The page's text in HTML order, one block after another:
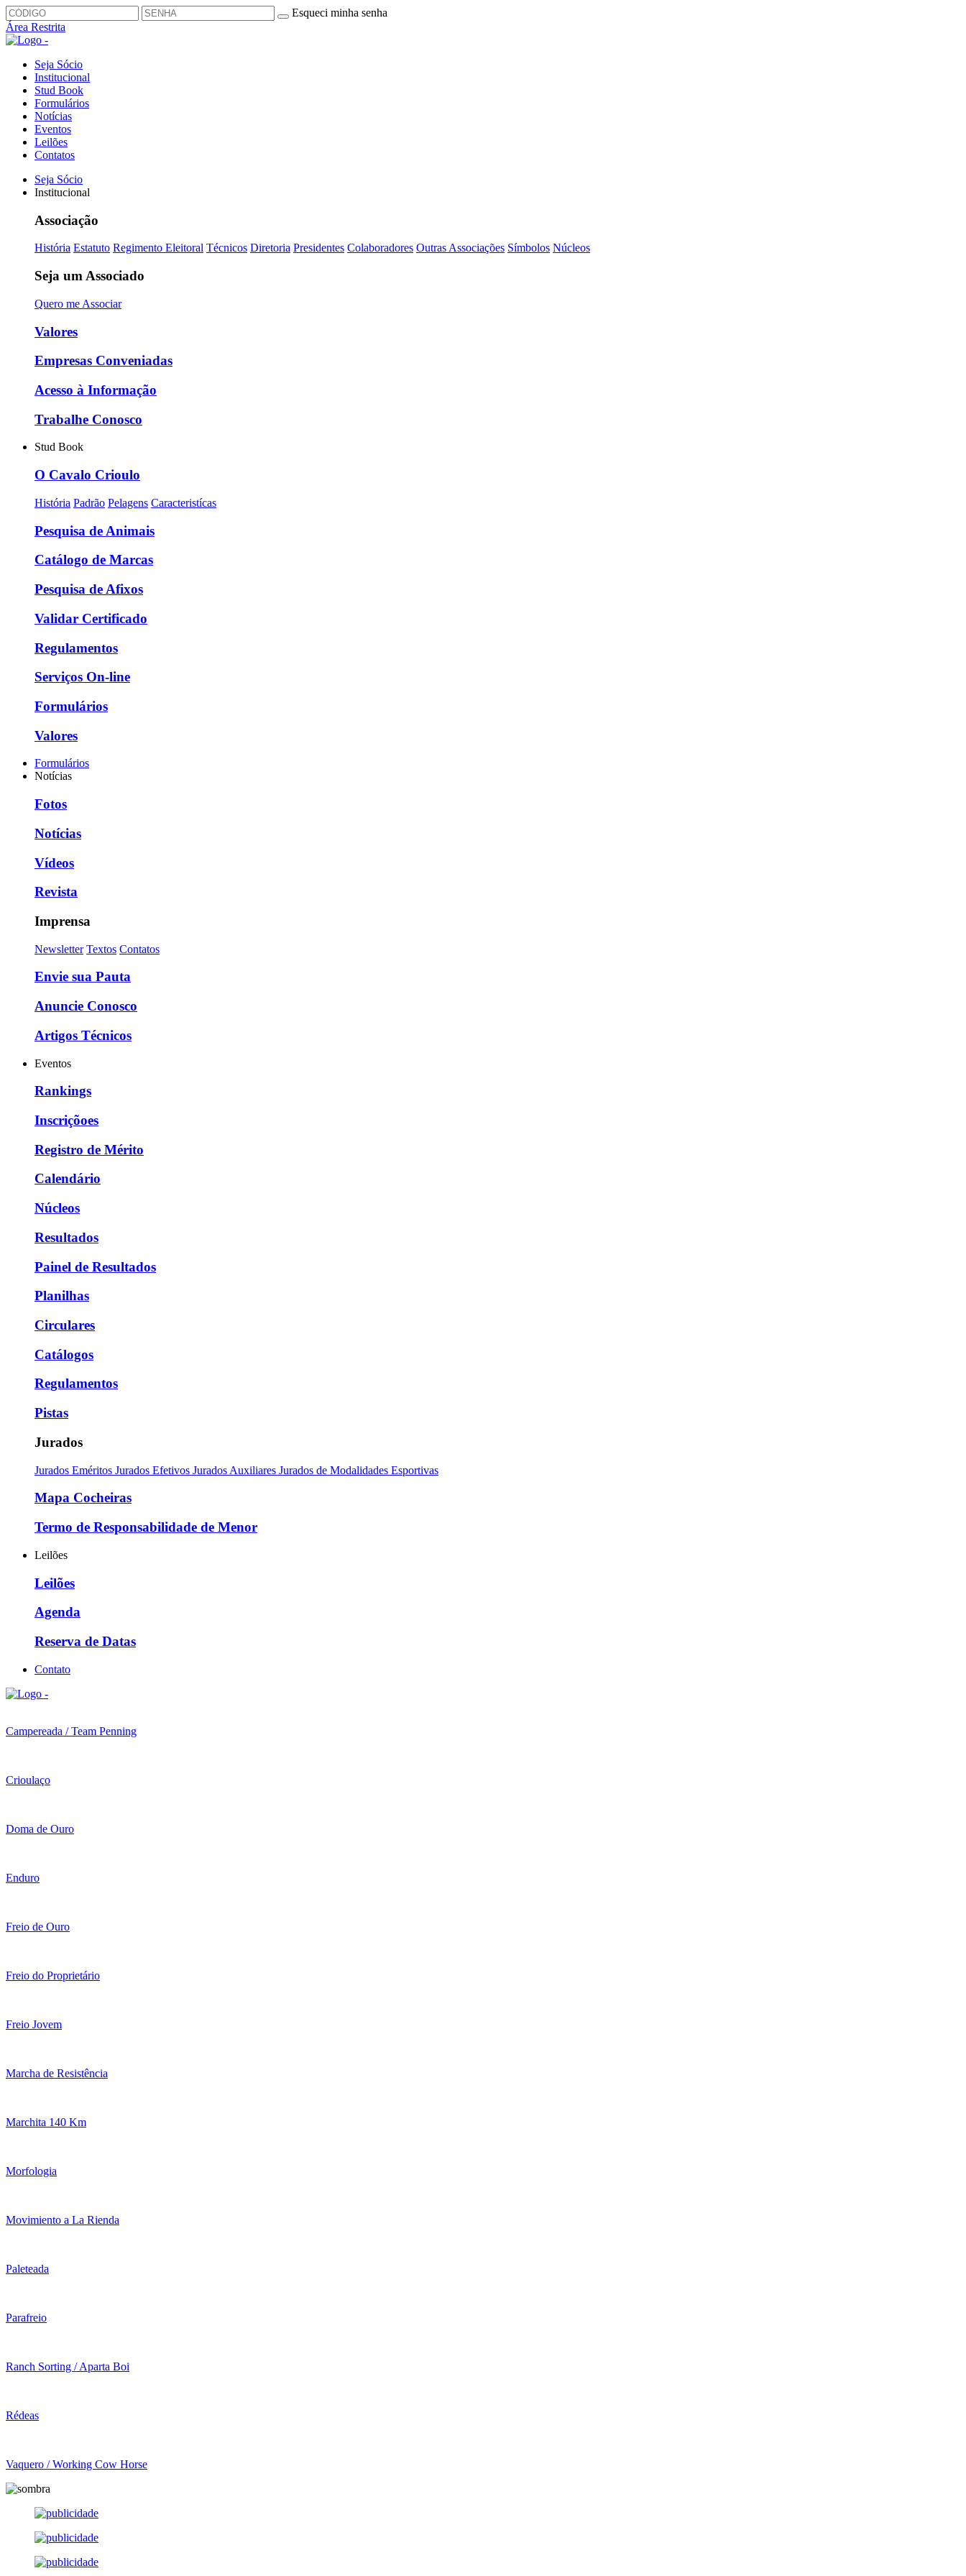
Esqueci minha senha
Área Restrita
Seja Sócio
Institucional
Stud Book
Formulários
Notícias
Eventos
Leilões
Contatos
Seja Sócio
Institucional
Associação
História Estatuto Regimento Eleitoral Técnicos Diretoria Presidentes Colaboradores Outras Associações Símbolos Núcleos
Seja um Associado
Quero me Associar
Valores
Empresas Conveniadas
Acesso à Informação
Trabalhe Conosco
Stud Book
O Cavalo Crioulo
História Padrão Pelagens Caracteristícas
Pesquisa de Animais
Catálogo de Marcas
Pesquisa de Afixos
Validar Certificado
Regulamentos
Serviços On-line
Formulários
Valores
Formulários
Notícias
Fotos
Notícias
Vídeos
Revista
Imprensa
Newsletter Textos Contatos
Envie sua Pauta
Anuncie Conosco
Artigos Técnicos
Eventos
Rankings
Inscriçõoes
Registro de Mérito
Calendário
Núcleos
Resultados
Painel de Resultados
Planilhas
Circulares
Catálogos
Regulamentos
Pistas
Jurados
Jurados Eméritos Jurados Efetivos Jurados Auxiliares Jurados de Modalidades Esportivas
Mapa Cocheiras
Termo de Responsabilidade de Menor
Leilões
Leilões
Agenda
Reserva de Datas
Contato
Campereada / Team Penning
Crioulaço
Doma de Ouro
Enduro
Freio de Ouro
Freio do Proprietário
Freio Jovem
Marcha de Resistência
Marchita 140 Km
Morfologia
Movimiento a La Rienda
Paleteada
Parafreio
Ranch Sorting / Aparta Boi
Rédeas
Vaquero / Working Cow Horse